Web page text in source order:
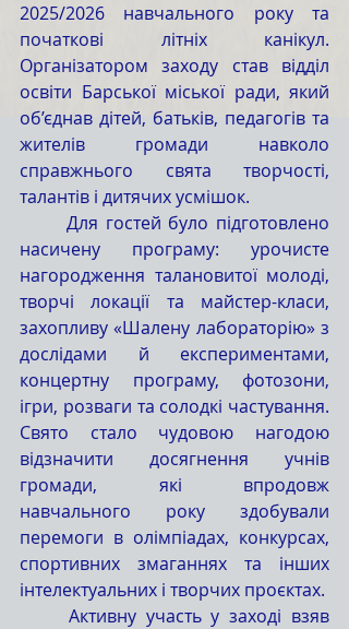
2025/2026 навчального року та
початкові літніх канікул.
Організатором заходу став відділ
освіти Барської міської ради, який
об’єднав дітей, батьків, педагогів та
жителів громади навколо
справжнього свята творчості,
талантів і дитячих усмішок.
насичену програму: урочисте
нагородження талановитої молоді,
творчі локації та майстер-класи,
захопливу «Шалену лабораторію» з
дослідами й експериментами,
концертну програму, фотозони,
ігри, розваги та солодкі частування.
Свято стало чудовою нагодою
відзначити досягнення учнів
громади, які впродовж
навчального року здобували
перемоги в олімпіадах, конкурсах,
спортивних змаганнях та інших
інтелектуальних і творчих проєктах.